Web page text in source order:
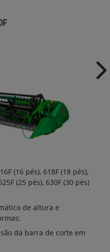
(16 pés), 618F (18 pés),
(25 pés), 630F (30 pés)
de altura e
da barra de corte em